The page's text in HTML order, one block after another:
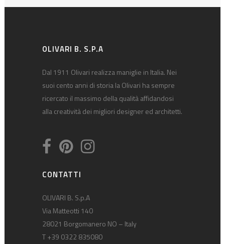
OLIVARI B. S.P.A
Dal 1911 Olivari realizza maniglie in Italia. Nei
suoi cento anni di storia la Olivari ha sempre
ricercato il massimo della qualità affidandosi
alla creatività dei migliori designer ed architetti.
CONTATTI
OLIVARI B. S.p.A
Via Matteotti 140
28021 Borgomanero NO – Italy
T +39 0322 835080